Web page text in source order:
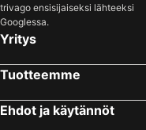
trivago ensisijaiseksi lähteeksi
Googlessa.
Yritys
Tuotteemme
Ehdot ja käytännöt